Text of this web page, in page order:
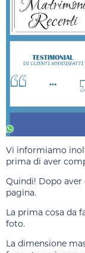
Vi informiamo
prima di aver
Quindi! Dopo
pagina.
La prima cosa da
foto.
La dimensione